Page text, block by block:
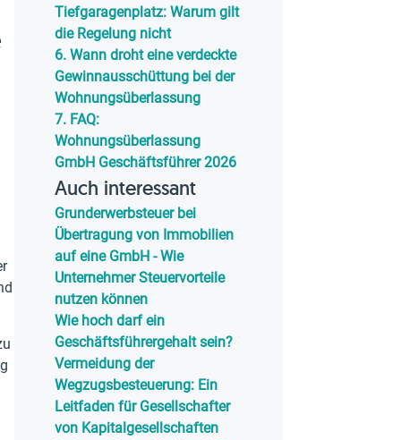
Tiefgaragenplatz: Warum gilt
die Regelung nicht
6. Wann droht eine verdeckte
Gewinnausschüttung bei der
Wohnungsüberlassung
7. FAQ:
Wohnungsüberlassung
GmbH Geschäftsführer 2026
Auch interessant
Grunderwerbsteuer bei
Übertragung von Immobilien
auf eine GmbH - Wie
Unternehmer Steuervorteile
nutzen können
Wie hoch darf ein
Geschäftsführergehalt sein?
Vermeidung der
Wegzugsbesteuerung: Ein
Leitfaden für Gesellschafter
von Kapitalgesellschaften